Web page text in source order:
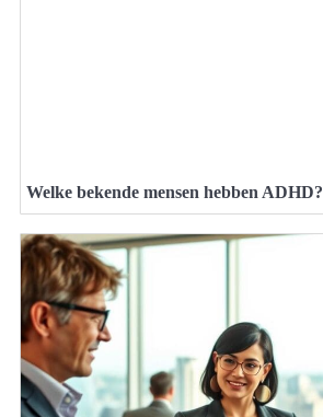
Welke bekende mensen hebben ADHD?